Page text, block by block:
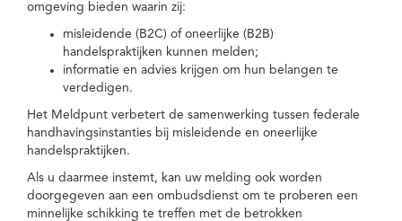
omgeving bieden waarin zij:
misleidende (B2C) of oneerlijke (B2B)
handelspraktijken kunnen melden;
informatie en advies krijgen om hun belangen te
verdedigen.
Het Meldpunt verbetert de samenwerking tussen federale
handhavingsinstanties bij misleidende en oneerlijke
handelspraktijken.
Als u daarmee instemt, kan uw melding ook worden
doorgegeven aan een ombudsdienst om te proberen een
minnelijke schikking te treffen met de betrokken